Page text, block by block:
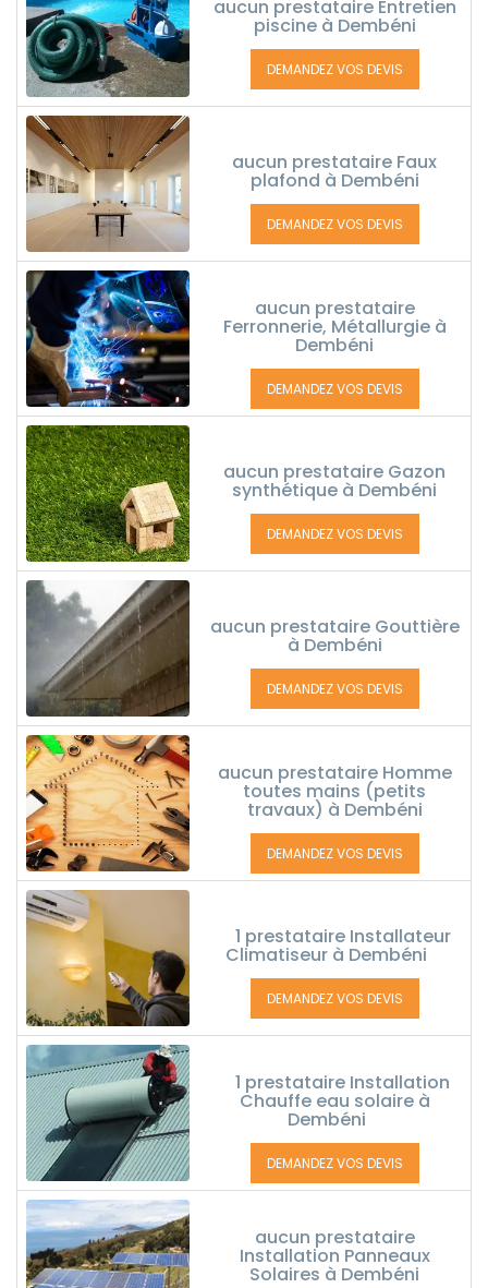
aucun prestataire Entretien
piscine à Dembéni
DEMANDEZ VOS DEVIS
aucun prestataire Faux
plafond à Dembéni
DEMANDEZ VOS DEVIS
aucun prestataire
Ferronnerie, Métallurgie à
Dembéni
DEMANDEZ VOS DEVIS
aucun prestataire Gazon
synthétique à Dembéni
DEMANDEZ VOS DEVIS
aucun prestataire Gouttière
à Dembéni
DEMANDEZ VOS DEVIS
aucun prestataire Homme
toutes mains (petits
travaux) à Dembéni
DEMANDEZ VOS DEVIS
1 prestataire Installateur
Climatiseur à Dembéni
DEMANDEZ VOS DEVIS
1 prestataire Installation
Chauffe eau solaire à
Dembéni
DEMANDEZ VOS DEVIS
aucun prestataire
Installation Panneaux
Solaires à Dembéni